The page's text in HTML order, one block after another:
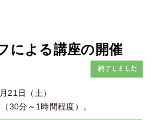
による講座の開催
21日（土）
30分～1時間程度）。